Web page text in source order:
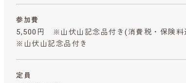
参加費
5,500円 ※山伏山記念品付き (消費税・保険料
※山伏山記念品付き
定員